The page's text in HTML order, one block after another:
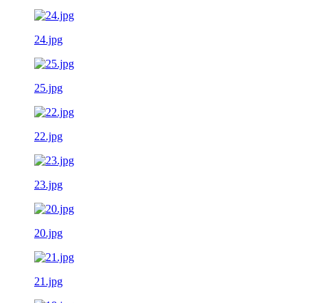
24.jpg
25.jpg
22.jpg
23.jpg
20.jpg
21.jpg